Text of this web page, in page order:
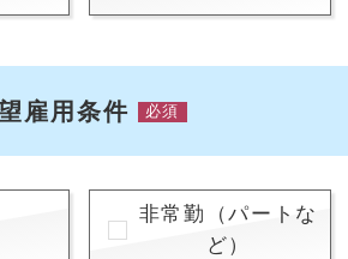
雇用条件 必須
非常勤（パートな
ど）